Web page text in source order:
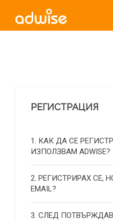
РЕГИСТРАЦИЯ
1. КАК ДА СЕ
ИЗПОЛЗВАМ ADWISE?
2. РЕГИСТРИРАХ СЕ,
EMAIL?
3. СЛЕД